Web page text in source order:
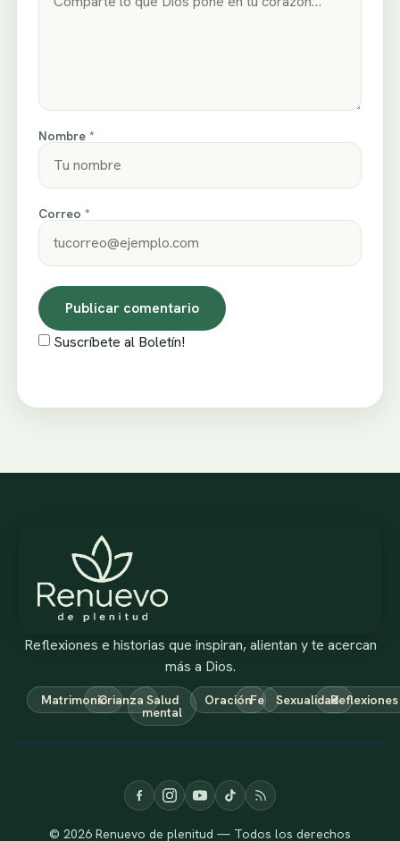
Nombre *
Correo *
Suscríbete al Boletín!
Reflexiones e historias que inspiran, alientan y te acercan
más a Dios.
MatrimonioCrianza Salud
mental
OraciónFe SexualidadReflexiones
© 2026 Renuevo de plenitud — Todos los derechos